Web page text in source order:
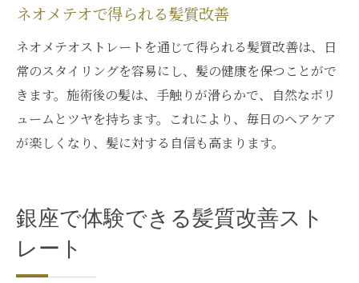
ネオメテオで得られる髪質改善
ネオメテオストレートを通じて得られる髪質改善は、日
常のスタイリングを容易にし、髪の健康を保つことがで
きます。施術後の髪は、手触りが滑らかで、自然なボリ
ュームとツヤを持ちます。これにより、毎日のヘアケア
が楽しくなり、髪に対する自信も高まります。
銀座で体験できる髪質改善スト
レート